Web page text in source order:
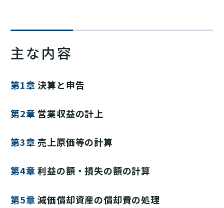
主な内容
第1章決算と申告
第2章 営業収益の計上
第3章 売上原価等の計算
第4章利益の額・損失の額の計算
第5章減価償却資産の償却費の処理